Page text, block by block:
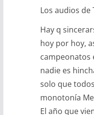
Los audios
Hay q
hoy por hoy,
campeonatos
nadie es
solo que
monotonía
El año que